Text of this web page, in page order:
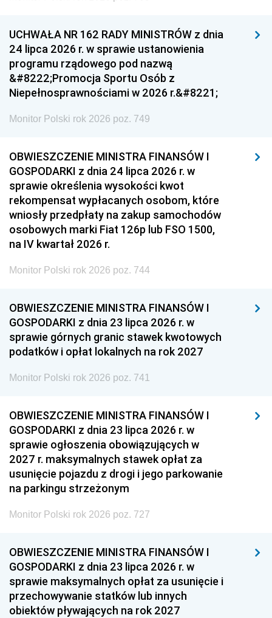
UCHWAŁA NR 162 RADY MINISTRÓW z dnia
24 lipca 2026 r. w sprawie ustanowienia
programu rządowego pod nazwą
&#8222;Promocja Sportu Osób z
Niepełnosprawnościami w 2026 r.&#8221;
Monitor Polski rok 2026 poz. 749
OBWIESZCZENIE MINISTRA FINANSÓW I
GOSPODARKI z dnia 24 lipca 2026 r. w
sprawie określenia wysokości kwot
rekompensat wypłacanych osobom, które
wniosły przedpłaty na zakup samochodów
osobowych marki Fiat 126p lub FSO 1500,
na IV kwartał 2026 r.
Monitor Polski rok 2026 poz. 744
OBWIESZCZENIE MINISTRA FINANSÓW I
GOSPODARKI z dnia 23 lipca 2026 r. w
sprawie górnych granic stawek kwotowych
podatków i opłat lokalnych na rok 2027
Monitor Polski rok 2026 poz. 741
OBWIESZCZENIE MINISTRA FINANSÓW I
GOSPODARKI z dnia 23 lipca 2026 r. w
sprawie ogłoszenia obowiązujących w
2027 r. maksymalnych stawek opłat za
usunięcie pojazdu z drogi i jego parkowanie
na parkingu strzeżonym
Monitor Polski rok 2026 poz. 727
OBWIESZCZENIE MINISTRA FINANSÓW I
GOSPODARKI z dnia 23 lipca 2026 r. w
sprawie maksymalnych opłat za usunięcie i
przechowywanie statków lub innych
obiektów pływających na rok 2027